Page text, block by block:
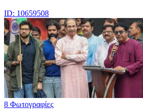
ID: 10659508
8 Φωτογραφίες